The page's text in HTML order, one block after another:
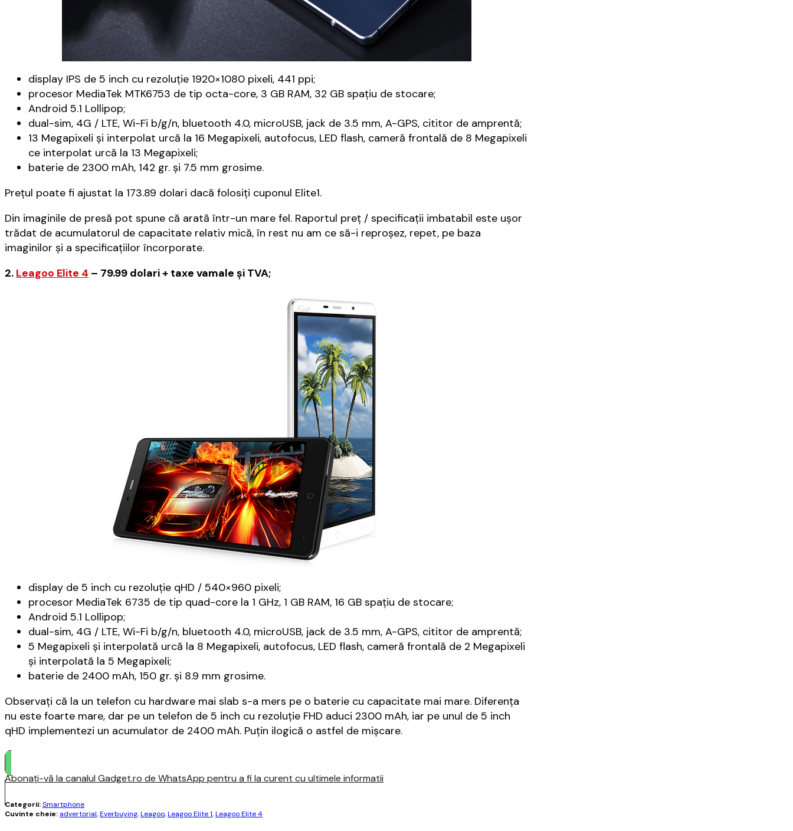
display IPS de 5 inch cu rezoluție 1920×1080 pixeli, 441 ppi;
procesor MediaTek MTK6753 de tip octa-core, 3 GB RAM, 32 GB spațiu de stocare;
Android 5.1 Lollipop;
dual-sim, 4G / LTE, Wi-Fi b/g/n, bluetooth 4.0, microUSB, jack de 3.5 mm, A-GPS, cititor de amprentă;
13 Megapixeli și interpolat urcă la 16 Megapixeli, autofocus, LED flash, cameră frontală de 8 Megapixeli
ce interpolat urcă la 13 Megapixeli;
baterie de 2300 mAh, 142 gr. și 7.5 mm grosime.
Prețul poate fi ajustat la 173.89 dolari dacă folosiți cuponul Elite1.
Din imaginile de presă pot spune că arată într-un mare fel. Raportul preț / specificații imbatabil este ușor
trădat de acumulatorul de capacitate relativ mică, în rest nu am ce să-i reproșez, repet, pe baza
imaginilor și a specificațiilor încorporate.
2. Leagoo Elite 4 – 79.99 dolari + taxe vamale și TVA;
display de 5 inch cu rezoluție qHD / 540×960 pixeli;
procesor MediaTek 6735 de tip quad-core la 1 GHz, 1 GB RAM, 16 GB spațiu de stocare;
Android 5.1 Lollipop;
dual-sim, 4G / LTE, Wi-Fi b/g/n, bluetooth 4.0, microUSB, jack de 3.5 mm, A-GPS, cititor de amprentă;
5 Megapixeli și interpolată urcă la 8 Megapixeli, autofocus, LED flash, cameră frontală de 2 Megapixeli
și interpolată la 5 Megapixeli;
baterie de 2400 mAh, 150 gr. și 8.9 mm grosime.
Observați că la un telefon cu hardware mai slab s-a mers pe o baterie cu capacitate mai mare. Diferența
nu este foarte mare, dar pe un telefon de 5 inch cu rezoluție FHD aduci 2300 mAh, iar pe unul de 5 inch
qHD implementezi un acumulator de 2400 mAh. Puțin ilogică o astfel de mișcare.
Abonați-vă la canalul Gadget.ro de WhatsApp pentru a fi la curent cu ultimele informatii
Categorii:Smartphone
Cuvinte cheie: advertorial,Everbuying,Leagoo,Leagoo Elite 1,Leagoo Elite 4